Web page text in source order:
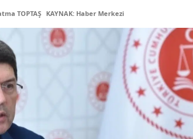
TOPTAŞ KAYNAK: Haber Merkezi